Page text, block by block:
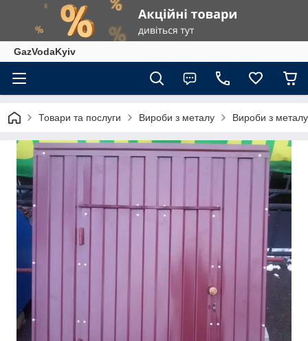
GazVodaKyiv
Товари та послуги Вироби з металу Вироби з